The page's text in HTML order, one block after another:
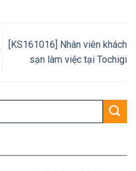
[KS161016] Nhân viên khách
sạn làm việc tại Tochigi